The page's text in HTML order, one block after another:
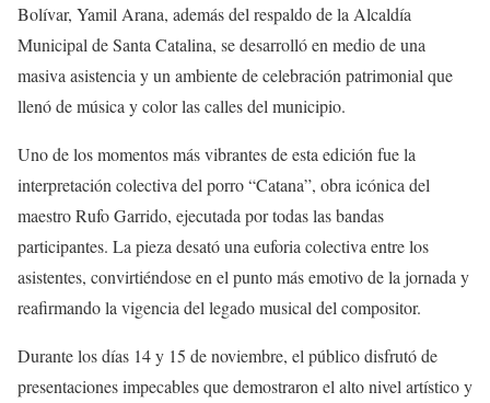
Bolívar, Yamil Arana, además del respaldo de la Alcaldía
Municipal de Santa Catalina, se desarrolló en medio de una
masiva asistencia y un ambiente de celebración patrimonial que
llenó de música y color las calles del municipio.
Uno de los momentos más vibrantes de esta edición fue la
interpretación colectiva del porro “Catana”, obra icónica del
maestro Rufo Garrido, ejecutada por todas las bandas
participantes. La pieza desató una euforia colectiva entre los
asistentes, convirtiéndose en el punto más emotivo de la jornada y
reafirmando la vigencia del legado musical del compositor.
Durante los días 14 y 15 de noviembre, el público disfrutó de
presentaciones impecables que demostraron el alto nivel artístico y